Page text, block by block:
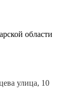
области